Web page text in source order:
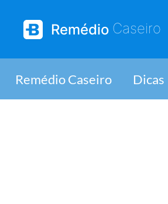
Remédio Caseiro
Remédio Caseiro Dicas